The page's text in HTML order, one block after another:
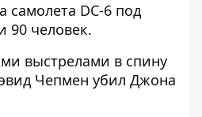
самолета DC-6 под
90 человек.
выстрелами в спину
Чепмен убил Джона